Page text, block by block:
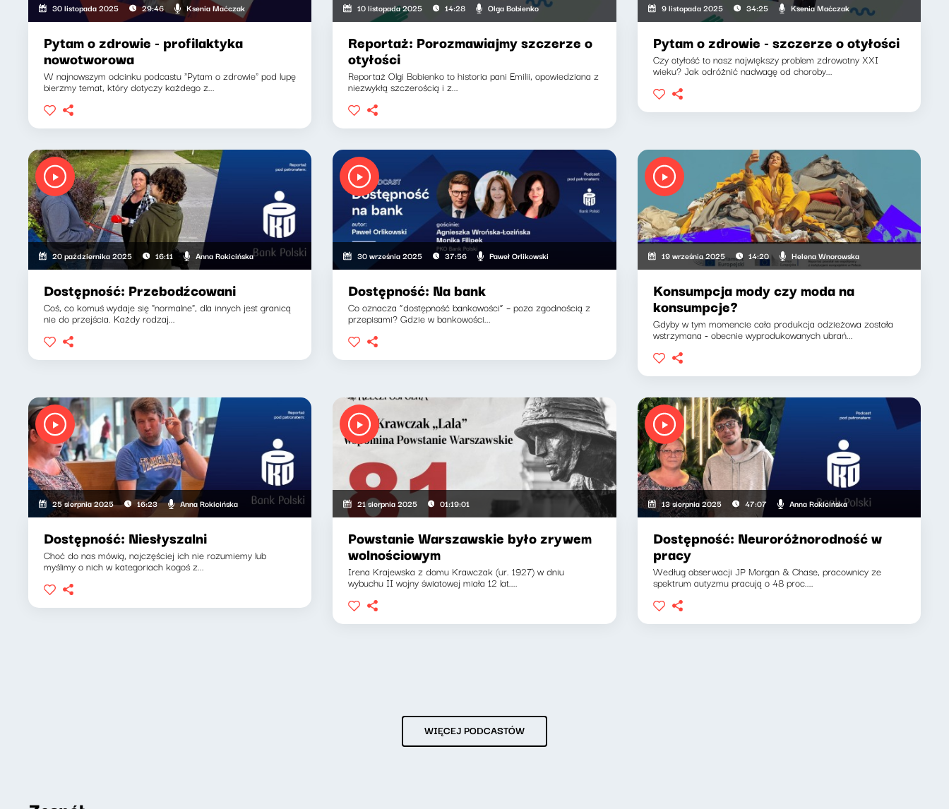
30 listopada 2025 29:46 Ksenia Maćczak
Pytam o zdrowie - profilaktyka
nowotworowa
W najnowszym odcinku podcastu "Pytam o zdrowie" pod lupę
bierzmy temat, który dotyczy każdego z...
10 listopada 2025 14:28 Olga Bobienko
Reportaż: Porozmawiajmy szczerze o
otyłości
Reportaż Olgi Bobienko to historia pani Emilii, opowiedziana z
niezwykłą szczerością i z...
9 listopada 2025 34:25 Ksenia Maćczak
Pytam o zdrowie - szczerze o otyłości
Czy otyłość to nasz największy problem zdrowotny XXI
wieku? Jak odróżnić nadwagę od choroby...
20 października 2025 16:11 Anna Rokicińska
Dostępność: Przebodźcowani
Coś, co komuś wydaje się "normalne", dla innych jest granicą
nie do przejścia. Każdy rodzaj...
30 września 2025 37:56 Paweł Orlikowski
Dostępność: Na bank
Co oznacza “dostępność bankowości” – poza zgodnością z
przepisami? Gdzie w bankowości...
19 września 2025 14:20 Helena Wnorowska
Konsumpcja mody czy moda na
konsumpcje?
Gdyby w tym momencie cała produkcja odzieżowa została
wstrzymana - obecnie wyprodukowanych ubrań...
25 sierpnia 2025 16:23 Anna Rokicińska
Dostępność: Niesłyszalni
Choć do nas mówią, najczęściej ich nie rozumiemy lub
myślimy o nich w kategoriach kogoś z...
21 sierpnia 2025 01:19:01
Powstanie Warszawskie było zrywem
wolnościowym
Irena Krajewska z domu Krawczak (ur. 1927) w dniu
wybuchu II wojny światowej miała 12 lat....
13 sierpnia 2025 47:07 Anna Rokicińska
Dostępność: Neuroróżnorodność w
pracy
Według obserwacji JP Morgan & Chase, pracownicy ze
spektrum autyzmu pracują o 48 proc....
WIĘCEJ PODCASTÓW